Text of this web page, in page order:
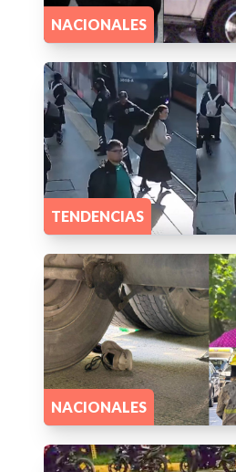
NACIONALES
TENDENCIAS
NACIONALES